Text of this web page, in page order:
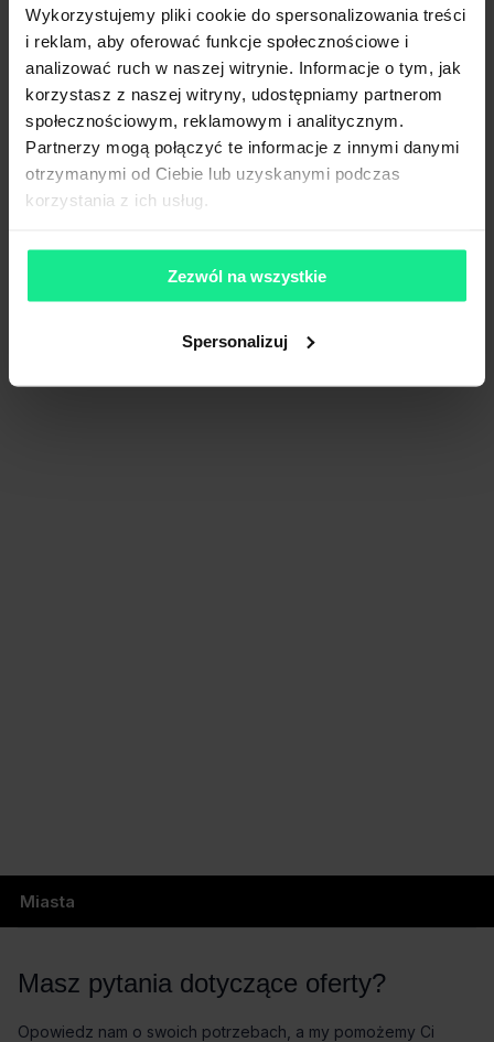
Wykorzystujemy pliki cookie do spersonalizowania treści
i reklam, aby oferować funkcje społecznościowe i
analizować ruch w naszej witrynie. Informacje o tym, jak
korzystasz z naszej witryny, udostępniamy partnerom
społecznościowym, reklamowym i analitycznym.
Partnerzy mogą połączyć te informacje z innymi danymi
otrzymanymi od Ciebie lub uzyskanymi podczas
korzystania z ich usług.
Zezwól na wszystkie
Spersonalizuj
Przystanek tramwajowy
400m (do 10 min)
Przystanek autobusowy
400m (do 10 min)
Lokalizacja biura
Niniejsze ogłoszenie ma charakter wyłącznie informacyjny i nie
stanowi oferty w myśl art. 66 § 1. Kodeksu Cywilnego. CBRE sp. z o.o.
nie odpowiada za ewentualne błędy lub nieaktualność ogłoszenia.
gwarantuje dostępności prezentowanych nieruchomości. Weryfikacja
dostępności odbywa się po wysłaniu formularza kontaktowego.
Miasta
Masz pytania dotyczące oferty?
Opowiedz nam o swoich potrzebach, a my pomożemy Ci